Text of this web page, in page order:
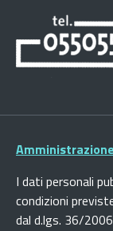
I dati personali
condizioni
dal d.lgs. 36/2006